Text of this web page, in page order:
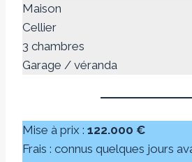
Maison
Cellier
3 chambres
Garage / véranda
Mise à prix : 122.000 €
Frais : connus quelques jours